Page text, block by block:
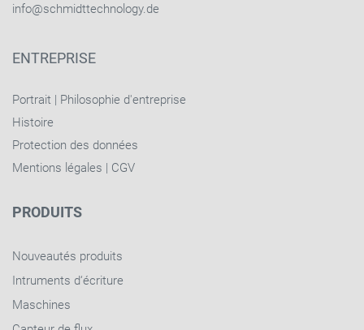
info@schmidttechnology.de
ENTREPRISE
Portrait | Philosophie d'entreprise
Histoire
Protection des données
Mentions légales | CGV
PRODUITS
Nouveautés produits
Intruments d‘écriture
Maschines